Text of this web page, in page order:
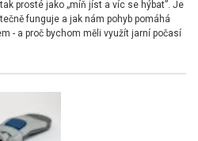
prosté jako „míň jíst a víc se hýbat”. Je
funguje a jak nám pohyb pomáhá
- a proč bychom měli využít jarní počasí